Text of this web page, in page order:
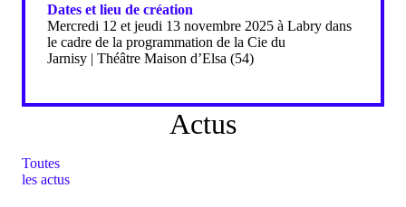
Dates et lieu de création
Mercredi 12 et jeudi 13 novembre 2025 à Labry dans
le cadre de la programmation de la Cie du
Jarnisy | Théâtre Maison d’Elsa (54)
Actus
Toutes
les actus